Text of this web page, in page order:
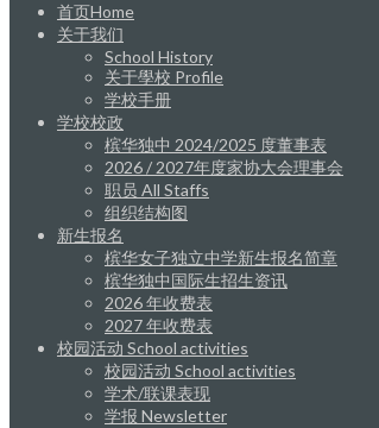
首页Home
关于我们
School History
关于學校 Profile
学校手册
学校校政
槟华独中 2024/2025 度董事表
2026 / 2027年度家协大会理事会
职员 All Staffs
组织结构图
新生报名
槟华女子独立中学新生报名简章
槟华独中国际生招生资讯
2026 年收费表
2027 年收费表
校园活动 School activities
校园活动 School activities
学术/联课表现
学报 Newsletter